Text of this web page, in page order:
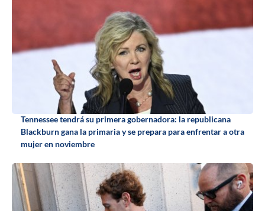
Tennessee tendrá su primera gobernadora: la republicana
Blackburn gana la primaria y se prepara para enfrentar a otra
mujer en noviembre